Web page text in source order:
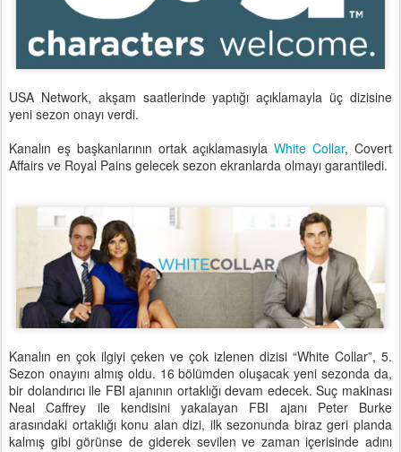
USA Network, akşam saatlerinde yaptığı açıklamayla üç dizisine
yeni sezon onayı verdi.
Kanalın eş başkanlarının ortak açıklamasıylaWhite Collar, Covert
Affairs ve Royal Pains gelecek sezon ekranlarda olmayı garantiledi.
Kanalın en çok ilgiyi çeken ve çok izlenen dizisi “White Collar”, 5.
Sezon onayını almış oldu. 16 bölümden oluşacak yeni sezonda da,
bir dolandırıcı ile FBI ajanının ortaklığı devam edecek. Suç makinası
Neal Caffrey ile kendisini yakalayan FBI ajanı Peter Burke
arasındaki ortaklığı konu alan dizi, ilk sezonunda biraz geri planda
kalmış gibi görünse de giderek sevilen ve zaman içerisinde adını